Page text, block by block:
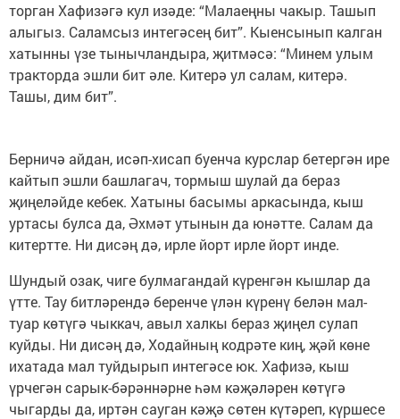
торган Хафизәгә кул изәде: “Малаеңны чакыр. Ташып
алыгыз. Саламсыз интегәсең бит”. Кыенсынып калган
хатынны үзе тынычландыра, җитмәсә: “Минем улым
тракторда эшли бит әле. Китерә ул салам, китерә.
Ташы, дим бит”.
Берничә айдан, исәп-хисап буенча курслар бетергән ире
кайтып эшли башлагач, тормыш шулай да бераз
җиңеләйде кебек. Хатыны басымы аркасында, кыш
уртасы булса да, Әхмәт утынын да юнәтте. Салам да
китертте. Ни дисәң дә, ирле йорт ирле йорт инде.
Шундый озак, чиге булмагандай күренгән кышлар да
үтте. Тау битләрендә беренче үлән күренү белән мал-
туар көтүгә чыккач, авыл халкы бераз җиңел сулап
куйды. Ни дисәң дә, Ходайның кодрәте киң, җәй көне
ихатада мал туйдырып интегәсе юк. Хафизә, кыш
үрчегән сарык-бәрәннәрне һәм кәҗәләрен көтүгә
чыгарды да, иртән сауган кәҗә сөтен күтәреп, күршесе